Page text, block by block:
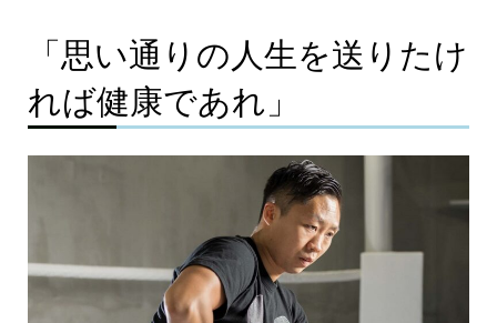
「思い通りの人生を送りたけ
れば健康であれ」